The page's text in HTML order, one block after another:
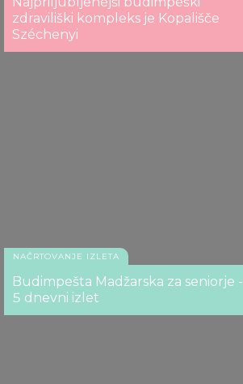
zdraviliški kompleks je Kopališče
Széchenyi
NAČRTOVANJE IZLETA
Budimpešta Madžarska za seniorje -
5 dnevni izlet